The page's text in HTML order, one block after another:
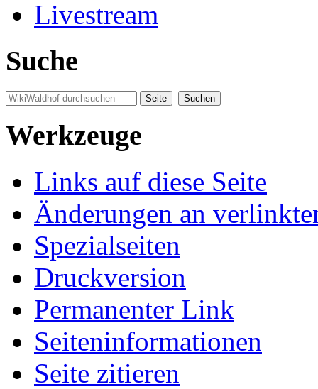
Livestream
Suche
Werkzeuge
Links auf diese Seite
Änderungen an
Spezialseiten
Druckversion
Permanenter Link
Seiten­informationen
Seite zitieren